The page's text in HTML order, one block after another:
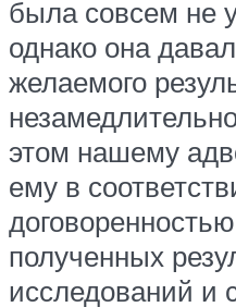
была совсем не
однако она
желаемого
этом нашему
ему в
полученных
исследований и